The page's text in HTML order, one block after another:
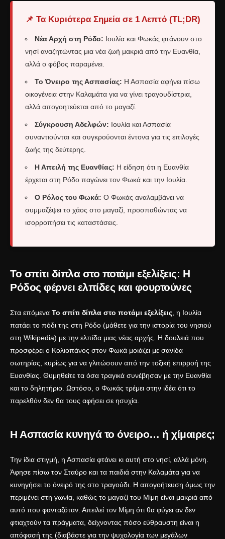
📌 Τα Κυριότερα Σημεία σε 1 Λεπτό (TL;DR)
Νέα Αρχή στη Ρόδο: Ιουλία και Φωκάς φτάνουν στο
νησί αναζητώντας μια νέα ζωή μακριά από την Ευανθία,
αλλά ο φόβος παραμένει.
Το Όνειρο της Ασπασίας: Η Ασπασία αφήνει πίσω
οικογένεια στην Καλαμάτα για να γίνει τραγουδίστρια,
αλλά απογοητεύεται από το μαγαζί.
Σύγκρουση Αδελφών: Ιουλία και Ασπασία
συναντιούνται και συγκρούονται έντονα για τις επιλογές
ζωής της δεύτερης.
Η Απειλή της Ευανθίας: Η είδηση ότι η Ευανθία
έρχεται στη Ρόδο παγώνει τον Φωκά και την Ιουλία.
Ο Ρόλος του Φωκά: Ο Φωκάς αναλαμβάνει να
συμμαζέψει το χάος στο μαγαζί, προσπαθώντας να
ισορροπήσει τις καταστάσεις.
Το σπίτι δίπλα στο ποτάμι εξελίξεις: Η
Ρόδος φέρνει ελπίδες και φουρτούνες
Στα επόμενα Το σπίτι δίπλα στο ποτάμι εξελίξεις, η Ιουλία
πατάει το πόδι της στη Ρόδο (μάθετε για την ιστορία του νησιού
στη Wikipedia) με την ελπίδα μιας νέας αρχής. Η δουλειά που
προσφέρει ο Κολιοπάνος στον Φωκά μοιάζει με σανίδα
σωτηρίας, κυρίως για να γλιτώσουν από την τοξική επιρροή της
Ευανθίας. Θυμηθείτε τα όσα τραγικά συνέβησαν με την Ευανθία
και το δηλητήριο. Ωστόσο, ο Φωκάς τρέμει στην ιδέα ότι το
παρελθόν δεν θα τους αφήσει σε ησυχία.
Η Ασπασία κυνηγά το όνειρο… ή χίμαιρες;
Την ίδια στιγμή, η Ασπασία φτάνει κι αυτή στο νησί, αλλά μόνη.
Άφησε πίσω τον Σταύρο και τα παιδιά στην Καλαμάτα για να
κυνηγήσει το όνειρό της στο τραγούδι. Η απογοήτευση όμως την
περιμένει στη γωνία, καθώς το μαγαζί του Μίμη είναι μακριά από
αυτό που φανταζόταν. Απειλεί τον Μίμη ότι θα φύγει αν δεν
φτιαχτούν τα πράγματα, δείχνοντας πόσο εύθραυστη είναι η
απόφασή της (διαβάστε για την ψυχολογία των μεγάλων